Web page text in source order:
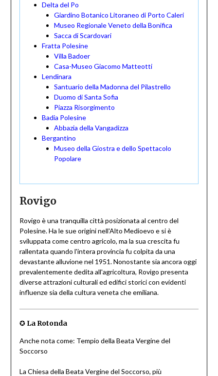
Delta del Po
Giardino Botanico Litoraneo di Porto Caleri
Museo Regionale Veneto della Bonifica
Sacca di Scardovari
Fratta Polesine
Villa Badoer
Casa-Museo Giacomo Matteotti
Lendinara
Santuario della Madonna del Pilastrello
Duomo di Santa Sofia
Piazza Risorgimento
Badia Polesine
Abbazia della Vangadizza
Bergantino
Museo della Giostra e dello Spettacolo
Popolare
Rovigo
Rovigo è una tranquilla città posizionata al centro del
Polesine. Ha le sue origini nell'Alto Medioevo e si è
sviluppata come centro agricolo, ma la sua crescita fu
rallentata quando l'intera provincia fu colpita da una
devastante alluvione nel 1951. Nonostante sia ancora oggi
prevalentemente dedita all'agricoltura, Rovigo presenta
diverse attrazioni culturali ed edifici storici con evidenti
influenze sia della cultura veneta che emiliana.
✪ La Rotonda
Anche nota come: Tempio della Beata Vergine del
Soccorso
La Chiesa della Beata Vergine del Soccorso, più